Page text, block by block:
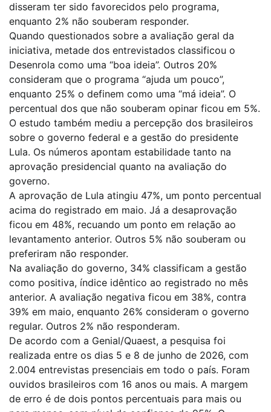
disseram ter sido favorecidos pelo programa,
enquanto 2% não souberam responder.
Quando questionados sobre a avaliação geral da
iniciativa, metade dos entrevistados classificou o
Desenrola como uma “boa ideia”. Outros 20%
consideram que o programa “ajuda um pouco”,
enquanto 25% o definem como uma “má ideia”. O
percentual dos que não souberam opinar ficou em 5%.
O estudo também mediu a percepção dos brasileiros
sobre o governo federal e a gestão do presidente
Lula. Os números apontam estabilidade tanto na
aprovação presidencial quanto na avaliação do
governo.
A aprovação de Lula atingiu 47%, um ponto percentual
acima do registrado em maio. Já a desaprovação
ficou em 48%, recuando um ponto em relação ao
levantamento anterior. Outros 5% não souberam ou
preferiram não responder.
Na avaliação do governo, 34% classificam a gestão
como positiva, índice idêntico ao registrado no mês
anterior. A avaliação negativa ficou em 38%, contra
39% em maio, enquanto 26% consideram o governo
regular. Outros 2% não responderam.
De acordo com a Genial/Quaest, a pesquisa foi
realizada entre os dias 5 e 8 de junho de 2026, com
2.004 entrevistas presenciais em todo o país. Foram
ouvidos brasileiros com 16 anos ou mais. A margem
de erro é de dois pontos percentuais para mais ou